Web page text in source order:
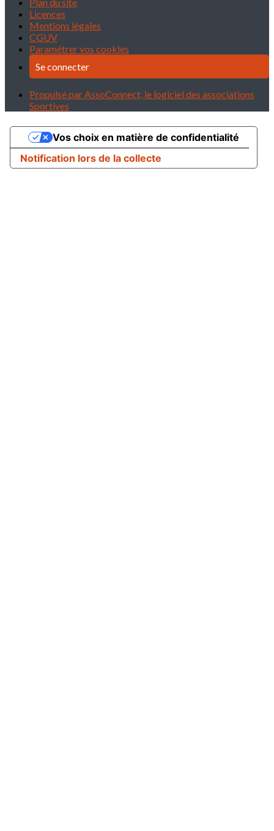
Licences
Mentions légales
CGUV
Paramétrer vos cookies
Se connecter
Propulsé par AssoConnect, le logiciel des associations
Sportives
Notification lors de la collecte
Vos choix en matière de confidentialité